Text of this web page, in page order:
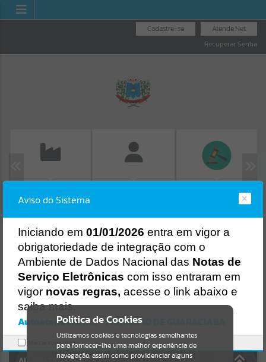
Atende.Net
Cadastre-se
Recuperar Senha
ISS/ALVARÁ
Resultados para""
Portais
Por favor, aguarde...
Política de Cookies
Utilizamos cookies e tecnologias semelhantes
para fornecer-lhe uma melhor experiência de
navegação, assim como providenciar alguns
Aviso do Sistema
Iniciando em 01/01/2026 entra em vigor a
obrigatoriedade de integração com o
Ambiente de Dados Nacional das Notas de
Serviço Eletrônicas com isso entraram em
vigor novas regras, acesse o link abaixo e
saiba mais.
Autoatendimento - MUNICIPIO DE GUARACIABA
Marcar como lido.
Erro
SISTEMA
Gerenciamento do Sistema
CÓDIGO DA MENSAGEM:EST-000040
Ocorreu um erro de script:
Uncaught SyntaxError: Unexpected token '('
https://guaraciaba.atende.net/https:/guaraciaba.atende.net/cidadao/
pagina/processo-seletivo-002-
2017/static/bundle/wpo_index_2_base_l2_portal_editores_sync_d9
fb77cfd5741fafc9972edc7a641fea.js?v=83d4f602:47
Verificar Mais Detalhes
OK